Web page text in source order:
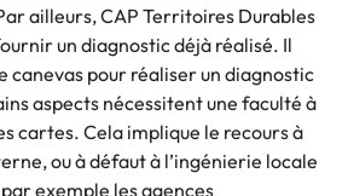
ailleurs, CAP Territoires Durables
un diagnostic déjà réalisé. Il
canevas pour réaliser un diagnostic
aspects nécessitent une faculté à
cartes. Cela implique le recours à
ou à défaut à l’ingénierie locale
exemple les agences